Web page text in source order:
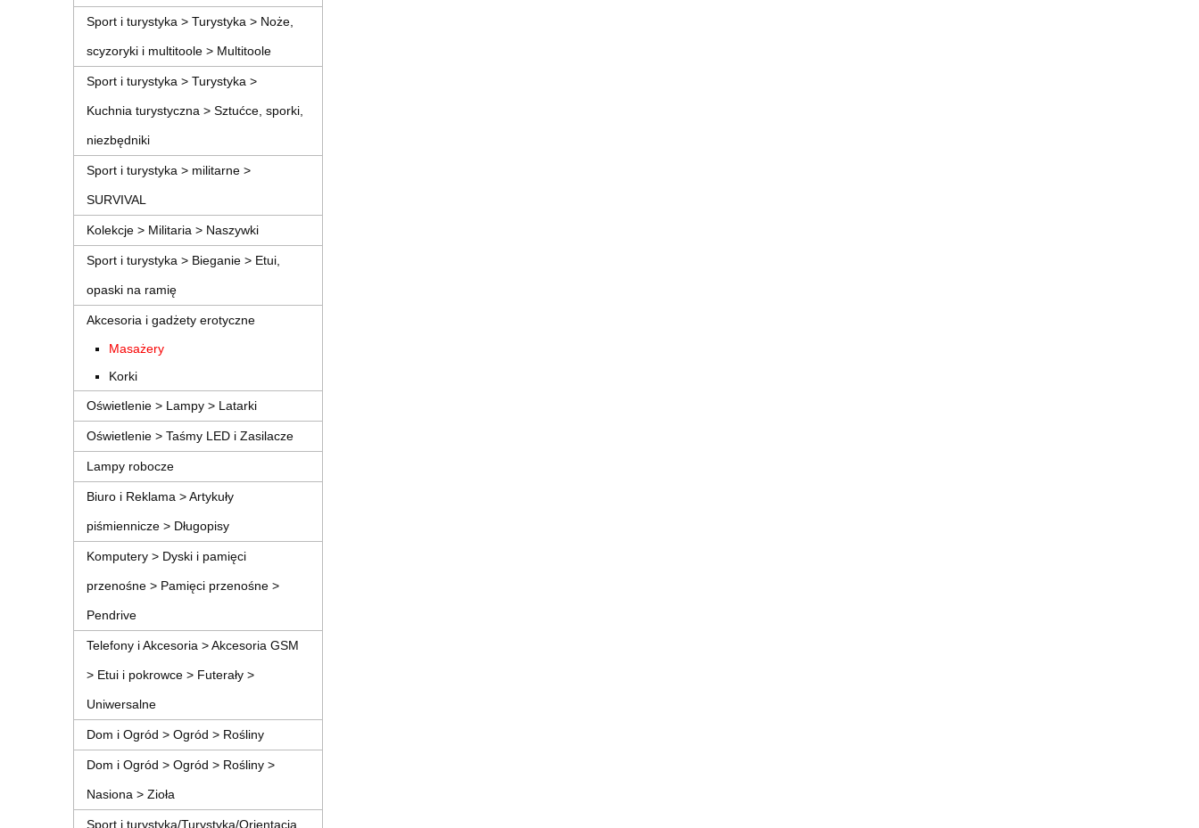
Sport i turystyka > Turystyka > Noże,
scyzoryki i multitoole > Multitoole
Sport i turystyka > Turystyka >
Kuchnia turystyczna > Sztućce, sporki,
niezbędniki
Sport i turystyka > militarne >
SURVIVAL
Kolekcje > Militaria > Naszywki
Sport i turystyka > Bieganie > Etui,
opaski na ramię
Akcesoria i gadżety erotyczne
Masażery
Korki
Oświetlenie > Lampy > Latarki
Oświetlenie > Taśmy LED i Zasilacze
Lampy robocze
Biuro i Reklama > Artykuły
piśmiennicze > Długopisy
Komputery > Dyski i pamięci
przenośne > Pamięci przenośne >
Pendrive
Telefony i Akcesoria > Akcesoria GSM
> Etui i pokrowce > Futerały >
Uniwersalne
Dom i Ogród > Ogród > Rośliny
Dom i Ogród > Ogród > Rośliny >
Nasiona > Zioła
Sport i turystyka/Turystyka/Orientacja